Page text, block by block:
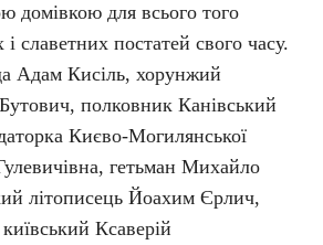
домівкою для всього того
і славетних постатей свого часу.
Адам Кисіль, хорунжий
полковник Канівський
Києво-Могилянської
гетьман Михайло
літописець Йоахим Єрлич,
Ксаверій